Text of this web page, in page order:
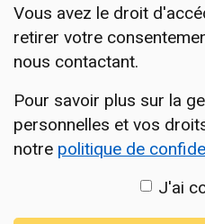
Vous avez le droit
retirer votre
nous contactant.
Pour savoir plus sur la
personnelles et vos
notre politique de
J'ai